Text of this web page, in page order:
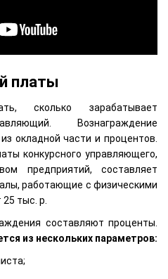
платы
сколько зарабатывает
Вознаграждение
окладной части и процентов.
конкурсного управляющего,
предприятий, составляет
работающие с физическими
тыс. р.
составляют проценты.
из нескольких параметров: